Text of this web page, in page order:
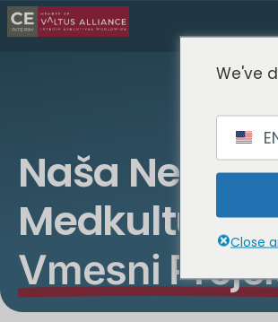
Naša
Medkulturna
Vmesni
We've
Close